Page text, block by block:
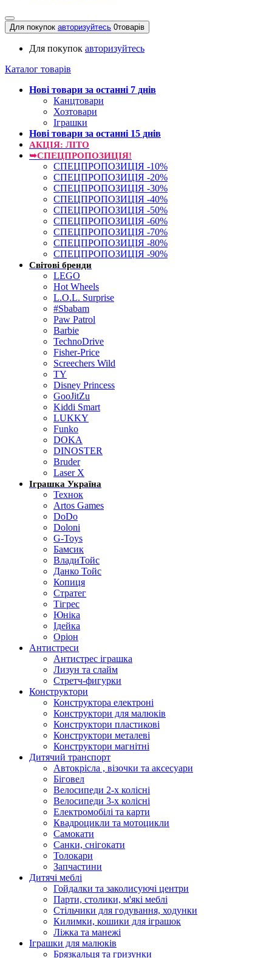
Для покупок авторизуйтесь 0товарів
Для покупок авторизуйтесь
Каталог товарів
Нові товари за останнi 7 днiв
Канцтовари
Хозтовари
Іграшки
Нові товари за останнi 15 днiв
АКЦІЯ: ЛІТО
➥СПЕЦПРОПОЗИЦІЯ!
СПЕЦПРОПОЗИЦІЯ -10%
СПЕЦПРОПОЗИЦІЯ -20%
СПЕЦПРОПОЗИЦІЯ -30%
СПЕЦПРОПОЗИЦІЯ -40%
СПЕЦПРОПОЗИЦІЯ -50%
СПЕЦПРОПОЗИЦІЯ -60%
СПЕЦПРОПОЗИЦІЯ -70%
СПЕЦПРОПОЗИЦІЯ -80%
СПЕЦПРОПОЗИЦІЯ -90%
Світові бренди
LEGO
Hot Wheels
L.O.L. Surprise
#Sbabam
Paw Patrol
Barbie
TechnoDrive
Fisher-Price
Screechers Wild
TY
Disney Princess
GooJitZu
Kiddi Smart
LUKKY
Funko
DOKA
DINOSTER
Bruder
Laser X
Іграшка Україна
Технок
Artos Games
DoDo
Doloni
G-Toys
Бамсик
ВладиТойс
Данко Тойс
Копиця
Стратег
Тігрес
Юніка
Ідейка
Оріон
Антистреси
Антистрес іграшка
Лизун та слайм
Стретч-фигурки
Конструктори
Конструктора електроні
Конструктори для малюків
Конструктори пластикові
Конструктори металеві
Конструктори магнітні
Дитячий транспорт
Автокрісла , візочки та аксесуари
Біговел
Велосипеди 2-х колісні
Велосипеди 3-х колісні
Електромобілі та карти
Квадроцикли та мотоцикли
Самокати
Санки, снігокати
Толокари
Запчастини
Дитячі меблі
Гойдалки та заколисуючі центри
Парти, столики, м'які меблі
Стільчики для годування, ходунки
Килимки, кошики для іграшок
Ліжка та манежі
Іграшки для малюків
Брязкальця та гризунки